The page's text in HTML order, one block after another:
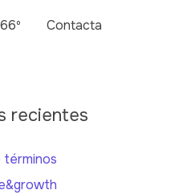
Contacta
recientes
términos